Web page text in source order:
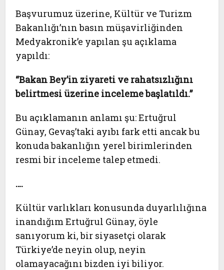
Başvurumuz üzerine, Kültür ve Turizm
Bakanlığı’nın basın müşavirliğinden
Medyakronik’e yapılan şu açıklama
yapıldı:
“Bakan Bey’in ziyareti ve rahatsızlığını
belirtmesi üzerine inceleme başlatıldı.”
Bu açıklamanın anlamı şu: Ertuğrul
Günay, Gevaş’taki ayıbı fark etti ancak bu
konuda bakanlığın yerel birimlerinden
resmi bir inceleme talep etmedi.
….
Kültür varlıkları konusunda duyarlılığına
inandığım Ertuğrul Günay, öyle
sanıyorum ki, bir siyasetçi olarak
Türkiye’de neyin olup, neyin
olamayacağını bizden iyi biliyor.